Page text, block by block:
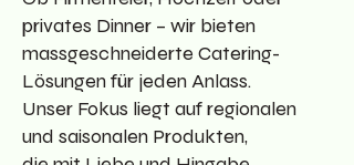
privates Dinner – wir bieten
massgeschneiderte Catering-
Lösungen für jeden Anlass.
Unser Fokus liegt auf regionalen
und saisonalen Produkten,